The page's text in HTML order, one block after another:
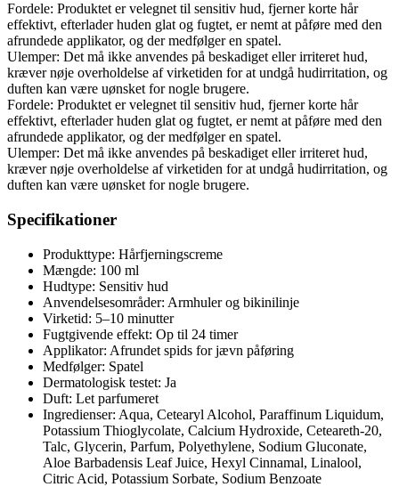
Fordele: Produktet er velegnet til sensitiv hud, fjerner korte hår
effektivt, efterlader huden glat og fugtet, er nemt at påføre med den
afrundede applikator, og der medfølger en spatel.
Ulemper: Det må ikke anvendes på beskadiget eller irriteret hud,
kræver nøje overholdelse af virketiden for at undgå hudirritation, og
duften kan være uønsket for nogle brugere.
Fordele: Produktet er velegnet til sensitiv hud, fjerner korte hår
effektivt, efterlader huden glat og fugtet, er nemt at påføre med den
afrundede applikator, og der medfølger en spatel.
Ulemper: Det må ikke anvendes på beskadiget eller irriteret hud,
kræver nøje overholdelse af virketiden for at undgå hudirritation, og
duften kan være uønsket for nogle brugere.
Specifikationer
Produkttype: Hårfjerningscreme
Mængde: 100 ml
Hudtype: Sensitiv hud
Anvendelsesområder: Armhuler og bikinilinje
Virketid: 5–10 minutter
Fugtgivende effekt: Op til 24 timer
Applikator: Afrundet spids for jævn påføring
Medfølger: Spatel
Dermatologisk testet: Ja
Duft: Let parfumeret
Ingredienser: Aqua, Cetearyl Alcohol, Paraffinum Liquidum,
Potassium Thioglycolate, Calcium Hydroxide, Ceteareth-20,
Talc, Glycerin, Parfum, Polyethylene, Sodium Gluconate,
Aloe Barbadensis Leaf Juice, Hexyl Cinnamal, Linalool,
Citric Acid, Potassium Sorbate, Sodium Benzoate